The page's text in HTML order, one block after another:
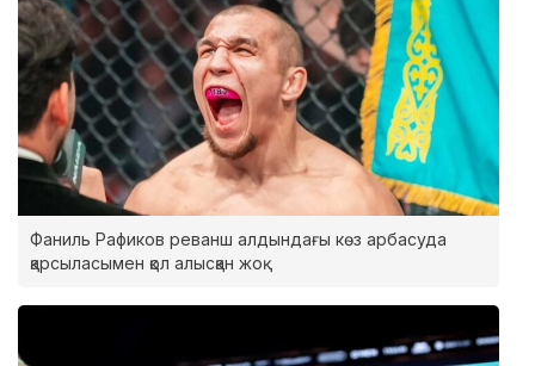
Фаниль Рафиков реванш алдындағы көз арбасуда
қарсыласымен қол алысқан жоқ